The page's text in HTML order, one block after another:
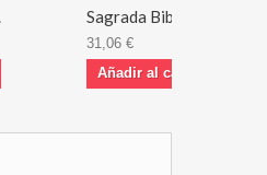
Sagrada Biblia. V...
31,06 €
Añadir al carrito